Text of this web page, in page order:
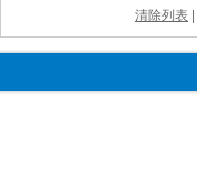
清除列表